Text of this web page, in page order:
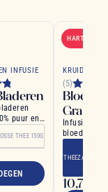
INFUSIE
puur en
THEE 150G
HARTELIJK
(5)
Infusie met
THEEZAKJE
10,70 €